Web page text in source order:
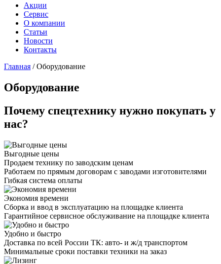
Акции
Сервис
О компании
Статьи
Новости
Контакты
Главная /Оборудование
Оборудование
Почему спецтехнику нужно покупать у
нас?
Выгодные цены
Продаем технику по заводским ценам
Работаем по прямым договорам с заводами изготовителями
Гибкая система оплаты
Экономия времени
Сборка и ввод в эксплуатацию на площадке клиента
Гарантийное сервисное обслуживание на площадке клиента
Удобно и быстро
Доставка по всей России ТК: авто- и ж/д транспортом
Минимальные сроки поставки техники на заказ